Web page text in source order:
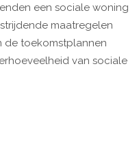
een sociale woning
maatregelen
de toekomstplannen
van sociale